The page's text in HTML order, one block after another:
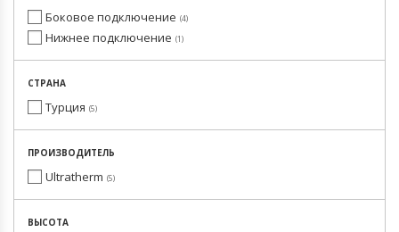
Боковое подключение 4
Нижнее подключение 1
СТРАНА
Турция 5
ПРОИЗВОДИТЕЛЬ
Ultratherm 5
ВЫСОТА